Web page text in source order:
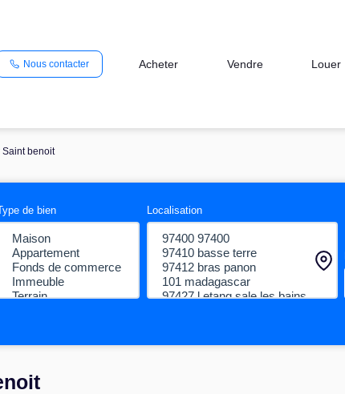
Nous contacter Acheter Vendre Louer
benoit
de bien Localisation